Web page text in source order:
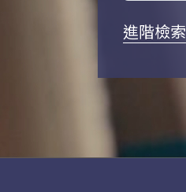
進階檢索